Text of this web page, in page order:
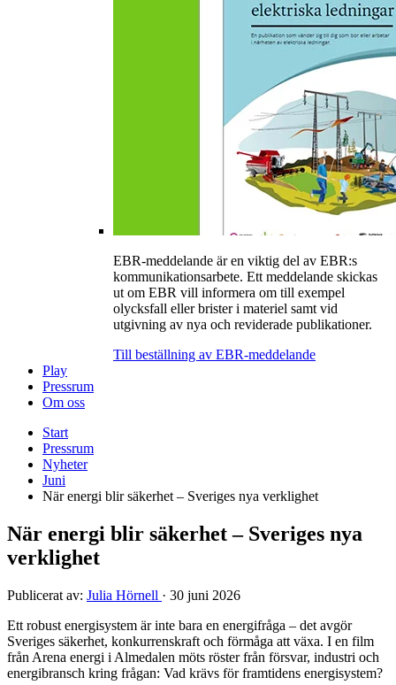
EBR-meddelande är en viktig del av EBR:s
kommunikationsarbete. Ett meddelande skickas
ut om EBR vill informera om till exempel
olycksfall eller brister i materiel samt vid
utgivning av nya och reviderade publikationer.
Till beställning av EBR-meddelande
Play
Pressrum
Om oss
Start
Pressrum
Nyheter
Juni
När energi blir säkerhet – Sveriges nya verklighet
När energi blir säkerhet – Sveriges nya
verklighet
Publicerat av: Julia Hörnell · 30 juni 2026
Ett robust energisystem är inte bara en energifråga – det avgör
Sveriges säkerhet, konkurrenskraft och förmåga att växa. I en film
från Arena energi i Almedalen möts röster från försvar, industri och
energibransch kring frågan: Vad krävs för framtidens energisystem?